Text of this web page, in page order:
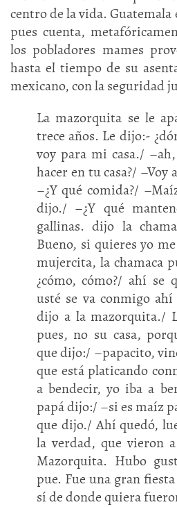
centro de la vida. Guatemala
pues cuenta,
los pobladores mames
hasta el tiempo de su
mexicano, con la seguridad
La mazorquita se le
trece años. Le dijo:-
voy para mi casa./
hacer en tu casa?/
–¿Y qué comida?/
dijo./ –¿Y qué
gallinas. dijo la
Bueno, si quieres yo
mujercita, la chamaca
¿cómo, cómo?/ ahí se
usté se va conmigo
dijo a la mazorquita./
pues, no su casa,
que dijo:/ –papacito,
que está platicando
a bendecir, yo iba a
papá dijo:/ –si es maíz
que dijo./ Ahí quedó,
la verdad, que vieron
Mazorquita. Hubo
pue. Fue una gran
sí de donde quiera